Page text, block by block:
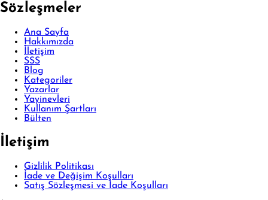
Sözleşmeler
Ana Sayfa
Hakkımızda
İletişim
SSS
Blog
Kategoriler
Yazarlar
Yayinevleri
Kullanım Şartları
Bülten
İletişim
Gizlilik Politikası
İade ve Değişim Koşulları
Satış Sözleşmesi ve İade Koşulları